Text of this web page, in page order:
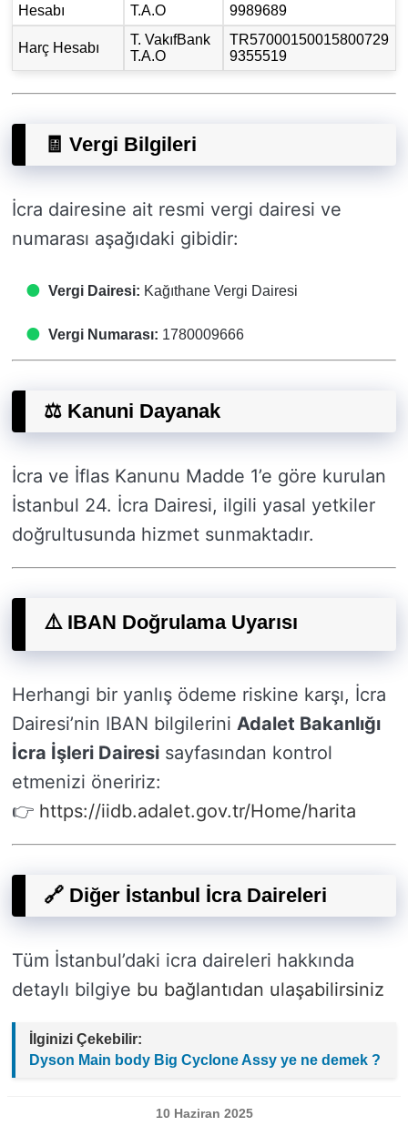
Hesabı
T.A.O
9989689
Harç Hesabı
T. VakıfBank
T.A.O
TR57000150015800729
9355519
🧾 Vergi Bilgileri
İcra dairesine ait resmi vergi dairesi ve
numarası aşağıdaki gibidir:
Vergi Dairesi: Kağıthane Vergi Dairesi
Vergi Numarası: 1780009666
⚖️ Kanuni Dayanak
İcra ve İflas Kanunu Madde 1’e göre kurulan
İstanbul 24. İcra Dairesi, ilgili yasal yetkiler
doğrultusunda hizmet sunmaktadır.
⚠️ IBAN Doğrulama Uyarısı
Herhangi bir yanlış ödeme riskine karşı, İcra
Dairesi’nin IBAN bilgilerini Adalet Bakanlığı
İcra İşleri Dairesi sayfasından kontrol
etmenizi öneririz:
👉 https://iidb.adalet.gov.tr/Home/harita
🔗 Diğer İstanbul İcra Daireleri
Tüm İstanbul’daki icra daireleri hakkında
detaylı bilgiye bu bağlantıdan ulaşabilirsiniz
İlginizi Çekebilir:
Dyson Main body Big Cyclone Assy ye ne demek ?
10 Haziran 2025